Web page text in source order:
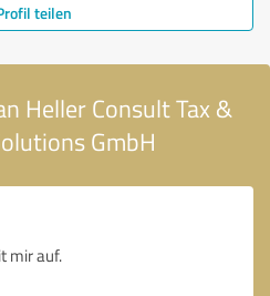
teilen
Heller Consult Tax &
GmbH